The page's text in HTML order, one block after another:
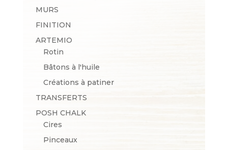
MURS
FINITION
ARTEMIO
Rotin
Bâtons à l'huile
Créations à patiner
TRANSFERTS
POSH CHALK
Cires
Pinceaux